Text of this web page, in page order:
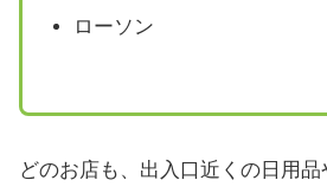
ローソン
どのお店も、出入口近くの日用